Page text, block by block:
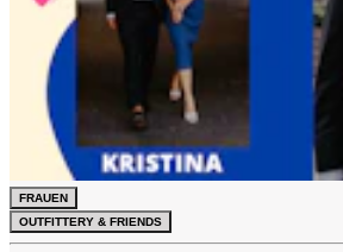
FRAUEN
OUTFITTERY & FRIENDS